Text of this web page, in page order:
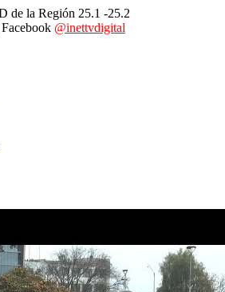
de la Región 25.1 -25.2
Facebook @inettvdigital